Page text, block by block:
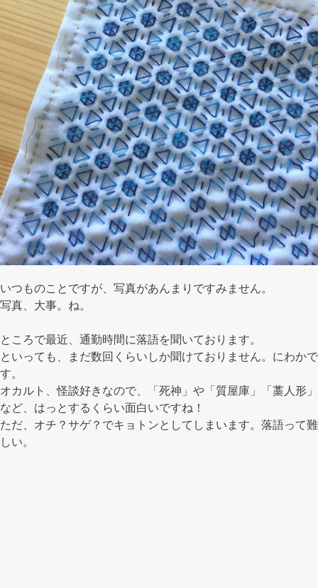
いつものことですが、写真があんまりですみません。
写真、大事。ね。
ところで最近、通勤時間に落語を聞いております。
といっても、まだ数回くらいしか聞けておりません。にわかで
す。
オカルト、怪談好きなので、「死神」や「質屋庫」「藁人形」
など、はっとするくらい面白いですね！
ただ、オチ？サゲ？でキョトンとしてしまいます。落語って難
しい。